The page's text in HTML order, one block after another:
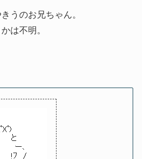
うのお兄ちゃん。
は不明。